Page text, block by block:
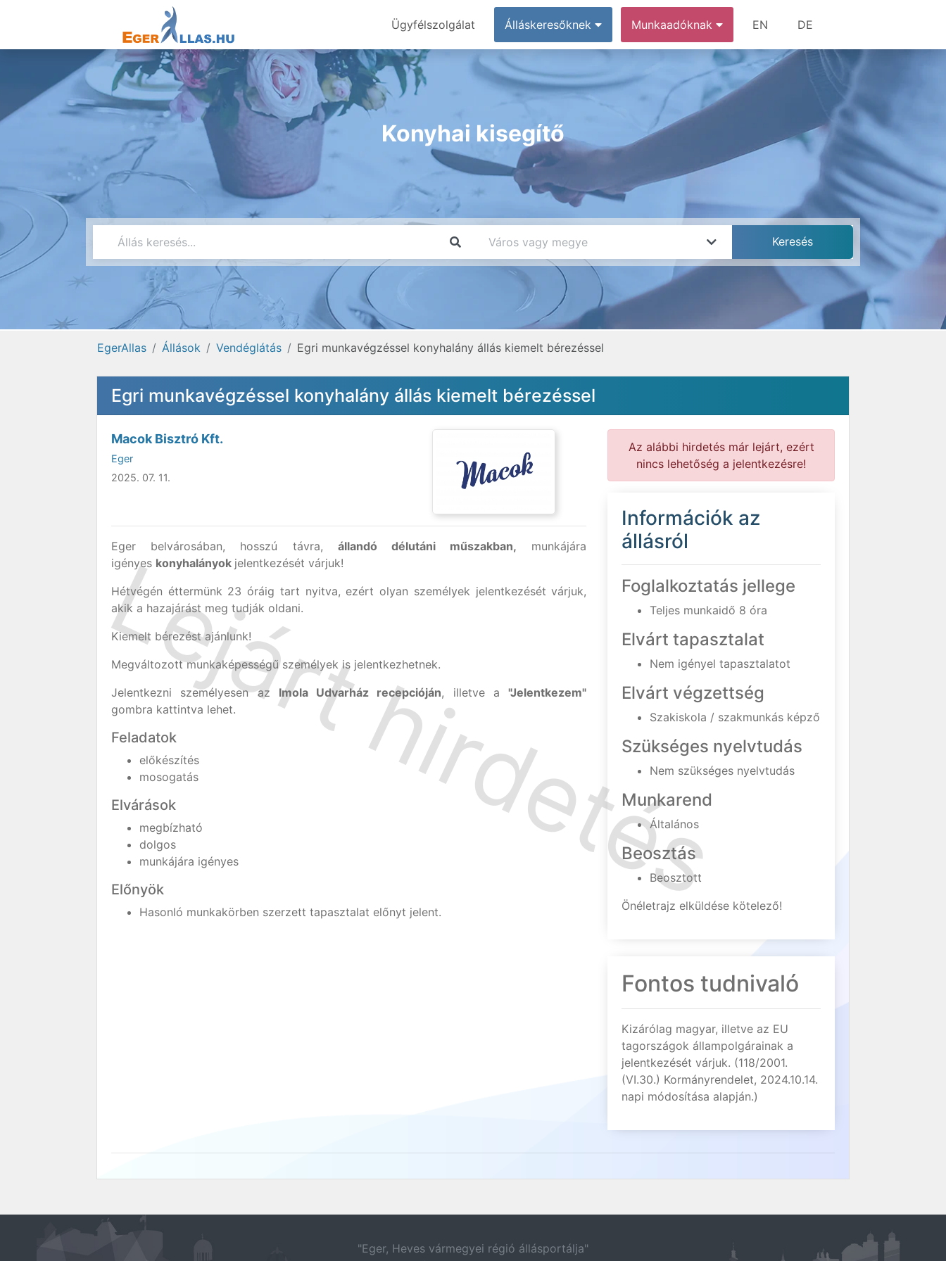
Ügyfélszolgálat Álláskeresőknek Munkaadóknak EN DE
Konyhai kisegítő
EgerAllas Állások Vendéglátás Egri munkavégzéssel konyhalány állás kiemelt bérezéssel
Egri munkavégzéssel konyhalány állás kiemelt bérezéssel
Macok Bisztró Kft.
Eger
2025. 07. 11.
Eger belvárosában, hosszú távra, állandó délutáni műszakban, munkájára
igényes konyhalányok jelentkezését várjuk!
Hétvégén éttermünk 23 óráig tart nyitva, ezért olyan személyek jelentkezését várjuk,
akik a hazajárást meg tudják oldani.
Kiemelt bérezést ajánlunk!
Megváltozott munkaképességű személyek is jelentkezhetnek.
Jelentkezni személyesen az Imola Udvarház recepcióján, illetve a"Jelentkezem"
gombra kattintva lehet.
Feladatok
előkészítés
mosogatás
Elvárások
megbízható
dolgos
munkájára igényes
Előnyök
Hasonló munkakörben szerzett tapasztalat előnyt jelent.
Az alábbi hirdetés már lejárt, ezért
nincs lehetőség a jelentkezésre!
Információk az
állásról
Foglalkoztatás jellege
Teljes munkaidő 8 óra
Elvárt tapasztalat
Nem igényel tapasztalatot
Elvárt végzettség
Szakiskola / szakmunkás képző
Szükséges nyelvtudás
Nem szükséges nyelvtudás
Munkarend
Általános
Beosztás
Beosztott
Önéletrajz elküldése kötelező!
Fontos tudnivaló
Kizárólag magyar, illetve az EU
tagországok állampolgárainak a
jelentkezését várjuk. (118/2001.
(VI.30.) Kormányrendelet, 2024.10.14.
napi módosítása alapján.)
"Eger, Heves vármegyei régió állásportálja"